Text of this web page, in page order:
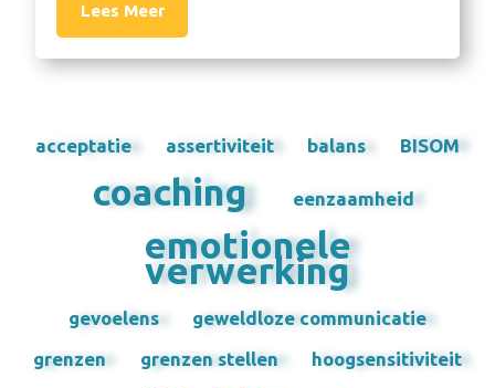
Lees Meer
acceptatie assertiviteit balans BISOM
coaching eenzaamheid
emotionele
verwerking
gevoelens
geweldloze communicatie
grenzen
grenzen stellen
hoogsensitiviteit